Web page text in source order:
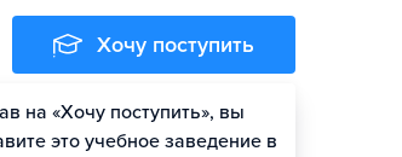
Хочу поступить
на «Хочу поступить», вы
это учебное заведение в
Оценить шансы